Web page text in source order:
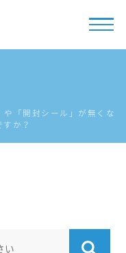
「開封シール」が無くな
か？